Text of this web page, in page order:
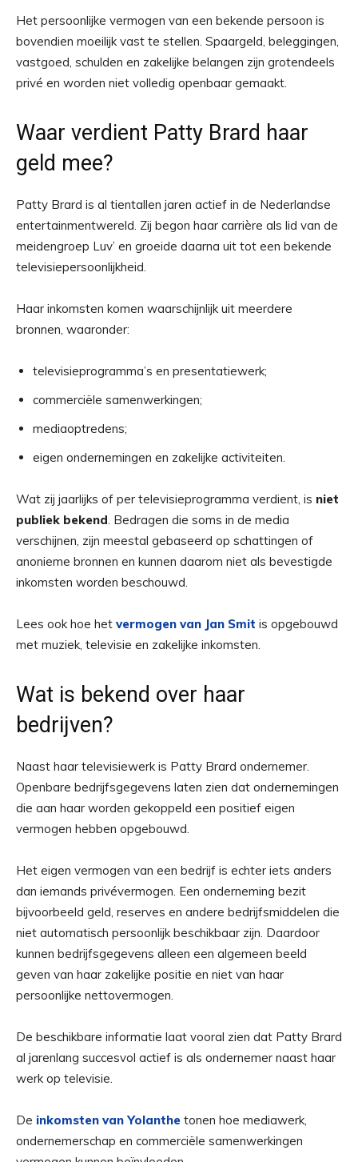
Het persoonlijke vermogen van een bekende persoon is
bovendien moeilijk vast te stellen. Spaargeld, beleggingen,
vastgoed, schulden en zakelijke belangen zijn grotendeels
privé en worden niet volledig openbaar gemaakt.
Waar verdient Patty Brard haar
geld mee?
Patty Brard is al tientallen jaren actief in de Nederlandse
entertainmentwereld. Zij begon haar carrière als lid van de
meidengroep Luv’ en groeide daarna uit tot een bekende
televisiepersoonlijkheid.
Haar inkomsten komen waarschijnlijk uit meerdere
bronnen, waaronder:
televisieprogramma’s en presentatiewerk;
commerciële samenwerkingen;
mediaoptredens;
eigen ondernemingen en zakelijke activiteiten.
Wat zij jaarlijks of per televisieprogramma verdient, is niet
publiek bekend. Bedragen die soms in de media
verschijnen, zijn meestal gebaseerd op schattingen of
anonieme bronnen en kunnen daarom niet als bevestigde
inkomsten worden beschouwd.
Lees ook hoe het vermogen van Jan Smit is opgebouwd
met muziek, televisie en zakelijke inkomsten.
Wat is bekend over haar
bedrijven?
Naast haar televisiewerk is Patty Brard ondernemer.
Openbare bedrijfsgegevens laten zien dat ondernemingen
die aan haar worden gekoppeld een positief eigen
vermogen hebben opgebouwd.
Het eigen vermogen van een bedrijf is echter iets anders
dan iemands privévermogen. Een onderneming bezit
bijvoorbeeld geld, reserves en andere bedrijfsmiddelen die
niet automatisch persoonlijk beschikbaar zijn. Daardoor
kunnen bedrijfsgegevens alleen een algemeen beeld
geven van haar zakelijke positie en niet van haar
persoonlijke nettovermogen.
De beschikbare informatie laat vooral zien dat Patty Brard
al jarenlang succesvol actief is als ondernemer naast haar
werk op televisie.
De inkomsten van Yolanthe tonen hoe mediawerk,
ondernemerschap en commerciële samenwerkingen